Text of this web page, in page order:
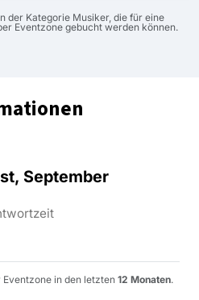
der Kategorie Musiker, die für eine
Eventzone gebucht werden können.
September
in den letzten 12 Monaten.